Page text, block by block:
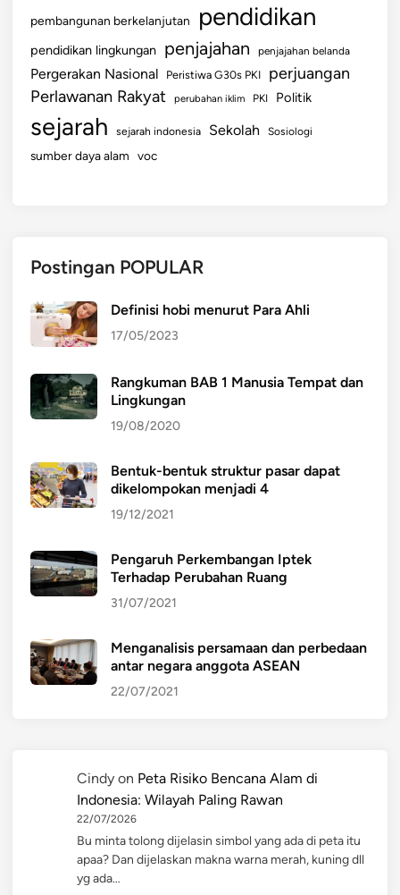
pembangunan berkelanjutan pendidikan
pendidikan lingkungan penjajahan penjajahan belanda
Pergerakan Nasional Peristiwa G30s PKI perjuangan
Perlawanan Rakyat perubahan iklim PKI Politik
sejarah sejarah indonesia Sekolah Sosiologi
sumber daya alam voc
Postingan POPULAR
Definisi hobi menurut Para Ahli
17/05/2023
Rangkuman BAB 1 Manusia Tempat dan
Lingkungan
19/08/2020
Bentuk-bentuk struktur pasar dapat
dikelompokan menjadi 4
19/12/2021
Pengaruh Perkembangan Iptek
Terhadap Perubahan Ruang
31/07/2021
Menganalisis persamaan dan perbedaan
antar negara anggota ASEAN
22/07/2021
Cindy on Peta Risiko Bencana Alam di
Indonesia: Wilayah Paling Rawan
22/07/2026
Bu minta tolong dijelasin simbol yang ada di peta itu
apaa? Dan dijelaskan makna warna merah, kuning dll
yg ada…